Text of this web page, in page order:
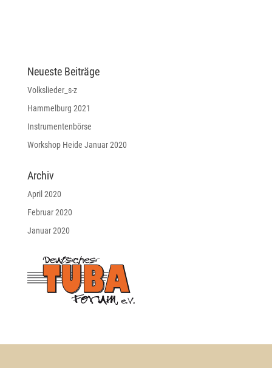
Neueste Beiträge
Volkslieder_s-z
Hammelburg 2021
Instrumentenbörse
Workshop Heide Januar 2020
Archiv
April 2020
Februar 2020
Januar 2020